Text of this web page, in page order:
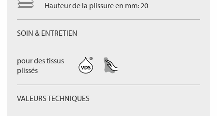
Hauteur de la plissure en mm: 20
SOIN & ENTRETIEN
pour des tissus
plissés
VALEURS TECHNIQUES